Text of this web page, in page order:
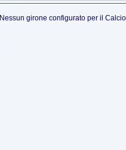
Nessun girone configurato per il